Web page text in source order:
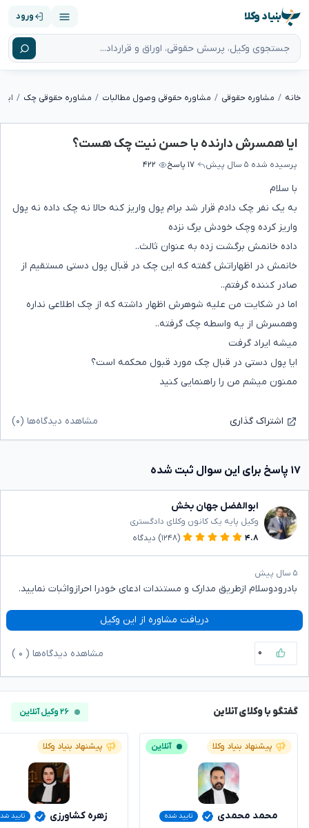
بنیاد وکلا ورود
خانه مشاوره حقوقی مشاوره حقوقی وصول مطالبات مشاوره حقوقی چک
ایا همسرش دارنده با حسن نیت چک هست؟
پرسیده شده ۵ سال پیش ۱۷ پاسخ ۴۲۲
با سلام
به یک نفر چک دادم قرار شد برام پول واریز کنه حالا نه چک داده نه پول
واریز کرده وچک خودش برگ نزده
داده خانمش برگشت زده به عنوان ثالث..
خانمش در اظهاراتش گفته که این چک در قبال پول دستی مستقیم از
صادر کننده گرفتم..
اما در شکایت من علیه شوهرش اظهار داشته که از چک اطلاعی نداره
وهمسرش از یه واسطه چک گرفته..
میشه ایراد گرفت
ایا پول دستی در قبال چک مورد قبول محکمه است؟
ممنون میشم من را راهنمایی کنید
اشتراک گذاری مشاهده دیدگاه‌ها (۰)
۱۷ پاسخ برای این سوال ثبت شده
ابوالفضل جهان بخش
وکیل پایه یک کانون وکلای دادگستری
۴.۸
(۱۲۴۸) دیدگاه
۵ سال پیش
بادرودوسلام ازطریق مدارک و مستندات ادعای خودرا احرازواثبات نمایید.
دریافت مشاوره از این وکیل
۰ مشاهده دیدگاه‌ها ( ۰
گفتگو با وکلای آنلاین ۲۶ وکیل آنلاین
پیشنهاد بنیاد وکلا آنلاین
محمد محمدی
تایید شده
پیشنهاد بنیاد وکلا
زهره کشاورزی تایید